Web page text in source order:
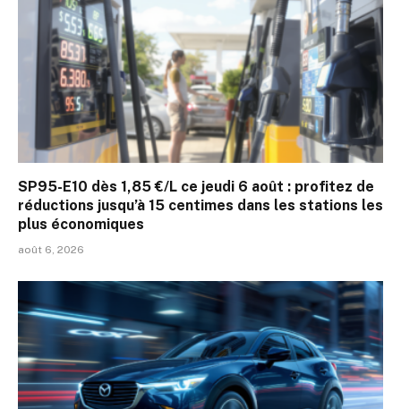
SP95-E10 dès 1,85 €/L ce jeudi 6 août : profitez de
réductions jusqu’à 15 centimes dans les stations les
plus économiques
août 6, 2026